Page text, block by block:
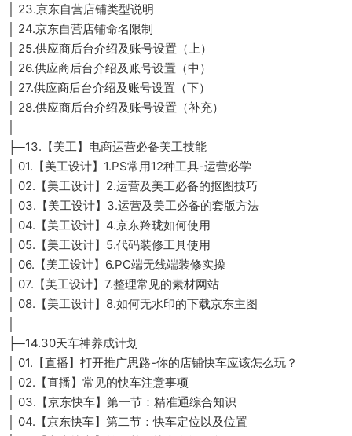
│ 23.京东自营店铺类型说明
│ 24.京东自营店铺命名限制
│ 25.供应商后台介绍及账号设置（上）
│ 26.供应商后台介绍及账号设置（中）
│ 27.供应商后台介绍及账号设置（下）
│ 28.供应商后台介绍及账号设置（补充）
├─13.【美工】电商运营必备美工技能
│ 01.【美工设计】1.PS常用12种工具-运营必学
│ 02.【美工设计】2.运营及美工必备的抠图技巧
│ 03.【美工设计】3.运营及美工必备的套版方法
│ 04.【美工设计】4.京东羚珑如何使用
│ 05.【美工设计】5.代码装修工具使用
│ 06.【美工设计】6.PC端无线端装修实操
│ 07.【美工设计】7.整理常见的素材网站
│ 08.【美工设计】8.如何无水印的下载京东主图
├─14.30天车神养成计划
│ 01.【直播】打开推广思路-你的店铺快车应该怎么玩？
│ 02.【直播】常见的快车注意事项
│ 03.【京东快车】第一节：精准通综合知识
│ 04.【京东快车】第二节：快车定位以及位置